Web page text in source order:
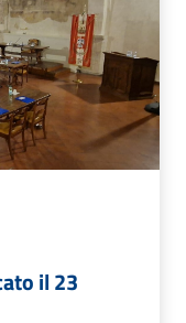
il 23